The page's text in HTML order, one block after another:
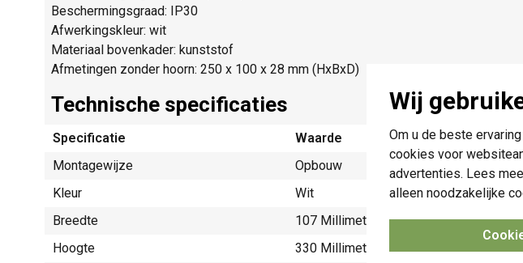
Wij
Om u de beste
cookies voor
advertenties. Lees
alleen noodzakelijke
Beschermingsgraad: IP30
Afwerkingskleur: wit
Materiaal bovenkader: kunststof
Afmetingen zonder hoorn: 250 x 100 x 28 mm (HxBxD)
Technische specificaties
Specificatie
Waarde
Montagewijze
Opbouw
Kleur
Wit
Breedte
107 Millimeter (mm)
Hoogte
330 Millimeter (mm)